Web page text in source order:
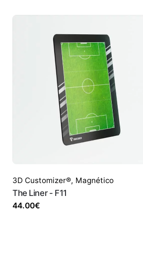
3D Customizer®, Magnético
The Liner - F11
44.00€